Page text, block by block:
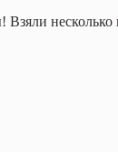
несколько